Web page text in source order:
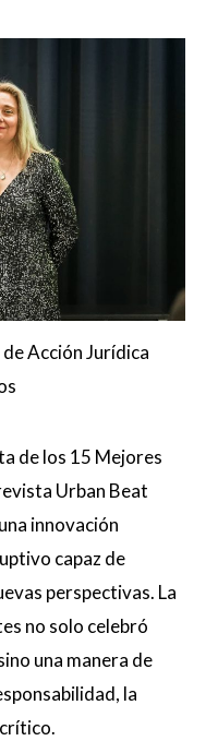
Acción Jurídica
de los 15 Mejores
Urban Beat
innovación
capaz de
perspectivas. La
no solo celebró
una manera de
la